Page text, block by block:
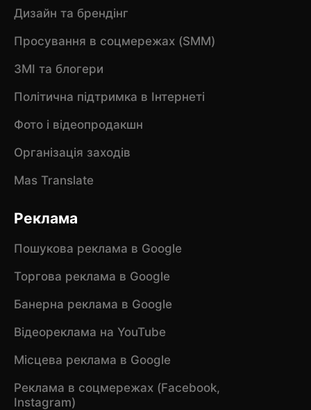
Дизайн та брендінг
Просування в соцмережах (SMM)
ЗМІ та блогери
Політична підтримка в Інтернеті
Фото і відеопродакшн
Організація заходів
Mas Translate
Реклама
Пошукова реклама в Google
Торгова реклама в Google
Банерна реклама в Google
Відеореклама на YouTube
Місцева реклама в Google
Реклама в соцмережах (Facebook,
Instagram)